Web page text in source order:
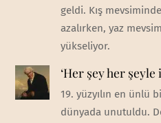
geldi. Kış
azalırken, yaz
yükseliyor.
‘Her şey her şeyle
19. yüzyılın en ünlü
dünyada unutuldu.